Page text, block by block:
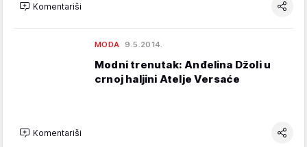
Komentariši
MODA 9.5.2014.
Modni trenutak: Anđelina Džoli u
crnoj haljini Atelje Versaće
Komentariši